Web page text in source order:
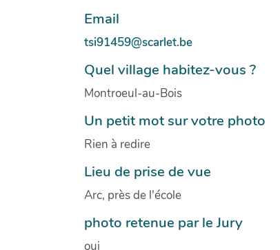
Email
tsi91459@scarlet.be
Quel village habitez-vous ?
Montroeul-au-Bois
Un petit mot sur votre photo
Rien à redire
Lieu de prise de vue
Arc, près de l'école
photo retenue par le Jury
oui